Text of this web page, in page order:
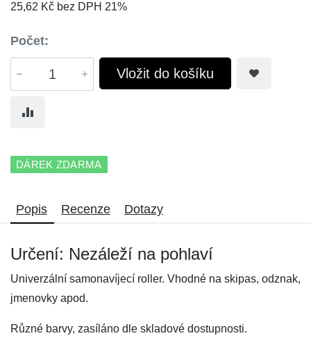
25,62 Kč bez DPH 21%
Počet:
Vložit do košíku
DÁREK ZDARMA
Popis Recenze Dotazy
Určení: Nezáleží na pohlaví
Univerzální samonavíjecí roller. Vhodné na skipas, odznak,
jmenovky apod.
Různé barvy, zasíláno dle skladové dostupnosti.